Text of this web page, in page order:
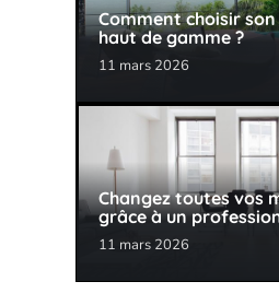
Comment choisir
haut de gamme ?
11 mars 2026
Changez toutes vos
grâce à un
11 mars 2026